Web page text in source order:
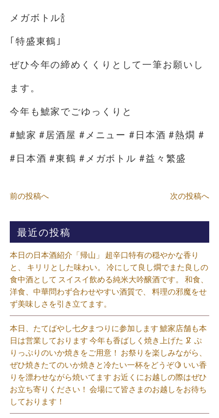
メガボトル🍾
｢特盛東鶴｣
ぜひ今年の締めくくりとして一筆お願いし
ます。
今年も鯱家でごゆっくりと
#鯱家 #居酒屋 #メニュー #日本酒 #熱燗 #
#日本酒 #東鶴 #メガボトル #益々繁盛
前の投稿へ 次の投稿へ
最近の投稿
本日の日本酒紹介「帰山」 超辛口特有の穏やかな香り
と、 キリリとした味わい。 冷にして良し燗でまた良しの
食中酒として スイスイ飲める純米大吟醸酒です。 和食、
洋食、中華問わず合わせやすい酒質で、 料理の邪魔をせ
ず美味しさを引き立てます。
本日、たてばやし七夕まつりに参加します 鯱家店舗も本
日は営業しております️ 今年も香ばしく焼き上げた 🦑 ぷ
りっぷりのいか焼きをご用意！ お祭りを楽しみながら、
ぜひ焼きたてのいか焼きと冷たい一杯をどうぞ🍋 いい香
りを漂わせながら焼いてます お近くにお越しの際はぜひ
お立ち寄りください！ 会場にて皆さまのお越しをお待ち
しております！